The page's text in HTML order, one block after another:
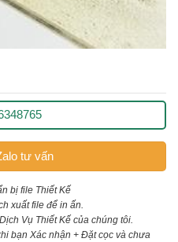
tư vấn
bị file Thiết Kế
xuất file để in ấn.
Vụ Thiết Kế của chúng tôi.
bạn Xác nhận + Đặt cọc và chưa